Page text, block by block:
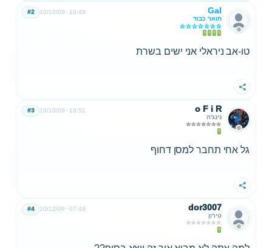
Gal
תואר כבוד
10/10/09 10:48
#2
טו-אב ניראלי אני ישים בשרת
שתף
o F i R
נינג'ה
10/10/09 10:51
#3
גל אחי תחבר למסן דחוף
שתף
dor3007
טירון
10/12/09 07:48
#4